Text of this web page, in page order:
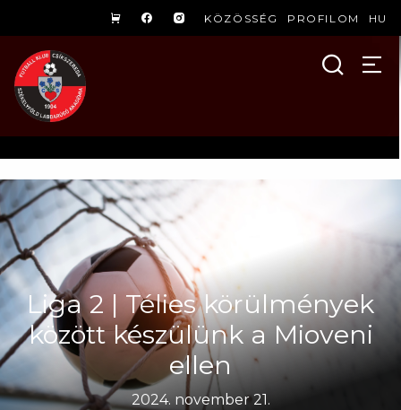
KÖZÖSSÉG PROFILOM HU
Liga 2 | Télies körülmények
között készülünk a Mioveni
ellen
2024. november 21.